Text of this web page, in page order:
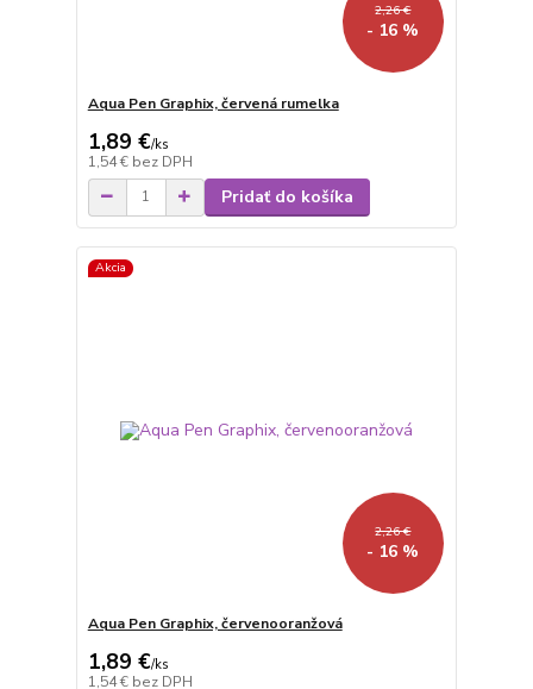
2,26 €
- 16 %
Aqua Pen Graphix, červená rumelka
1,89 €/ks
1,54 € bez DPH
Pridať do košíka
Akcia
2,26 €
- 16 %
Aqua Pen Graphix, červenooranžová
1,89 €/ks
1,54 € bez DPH